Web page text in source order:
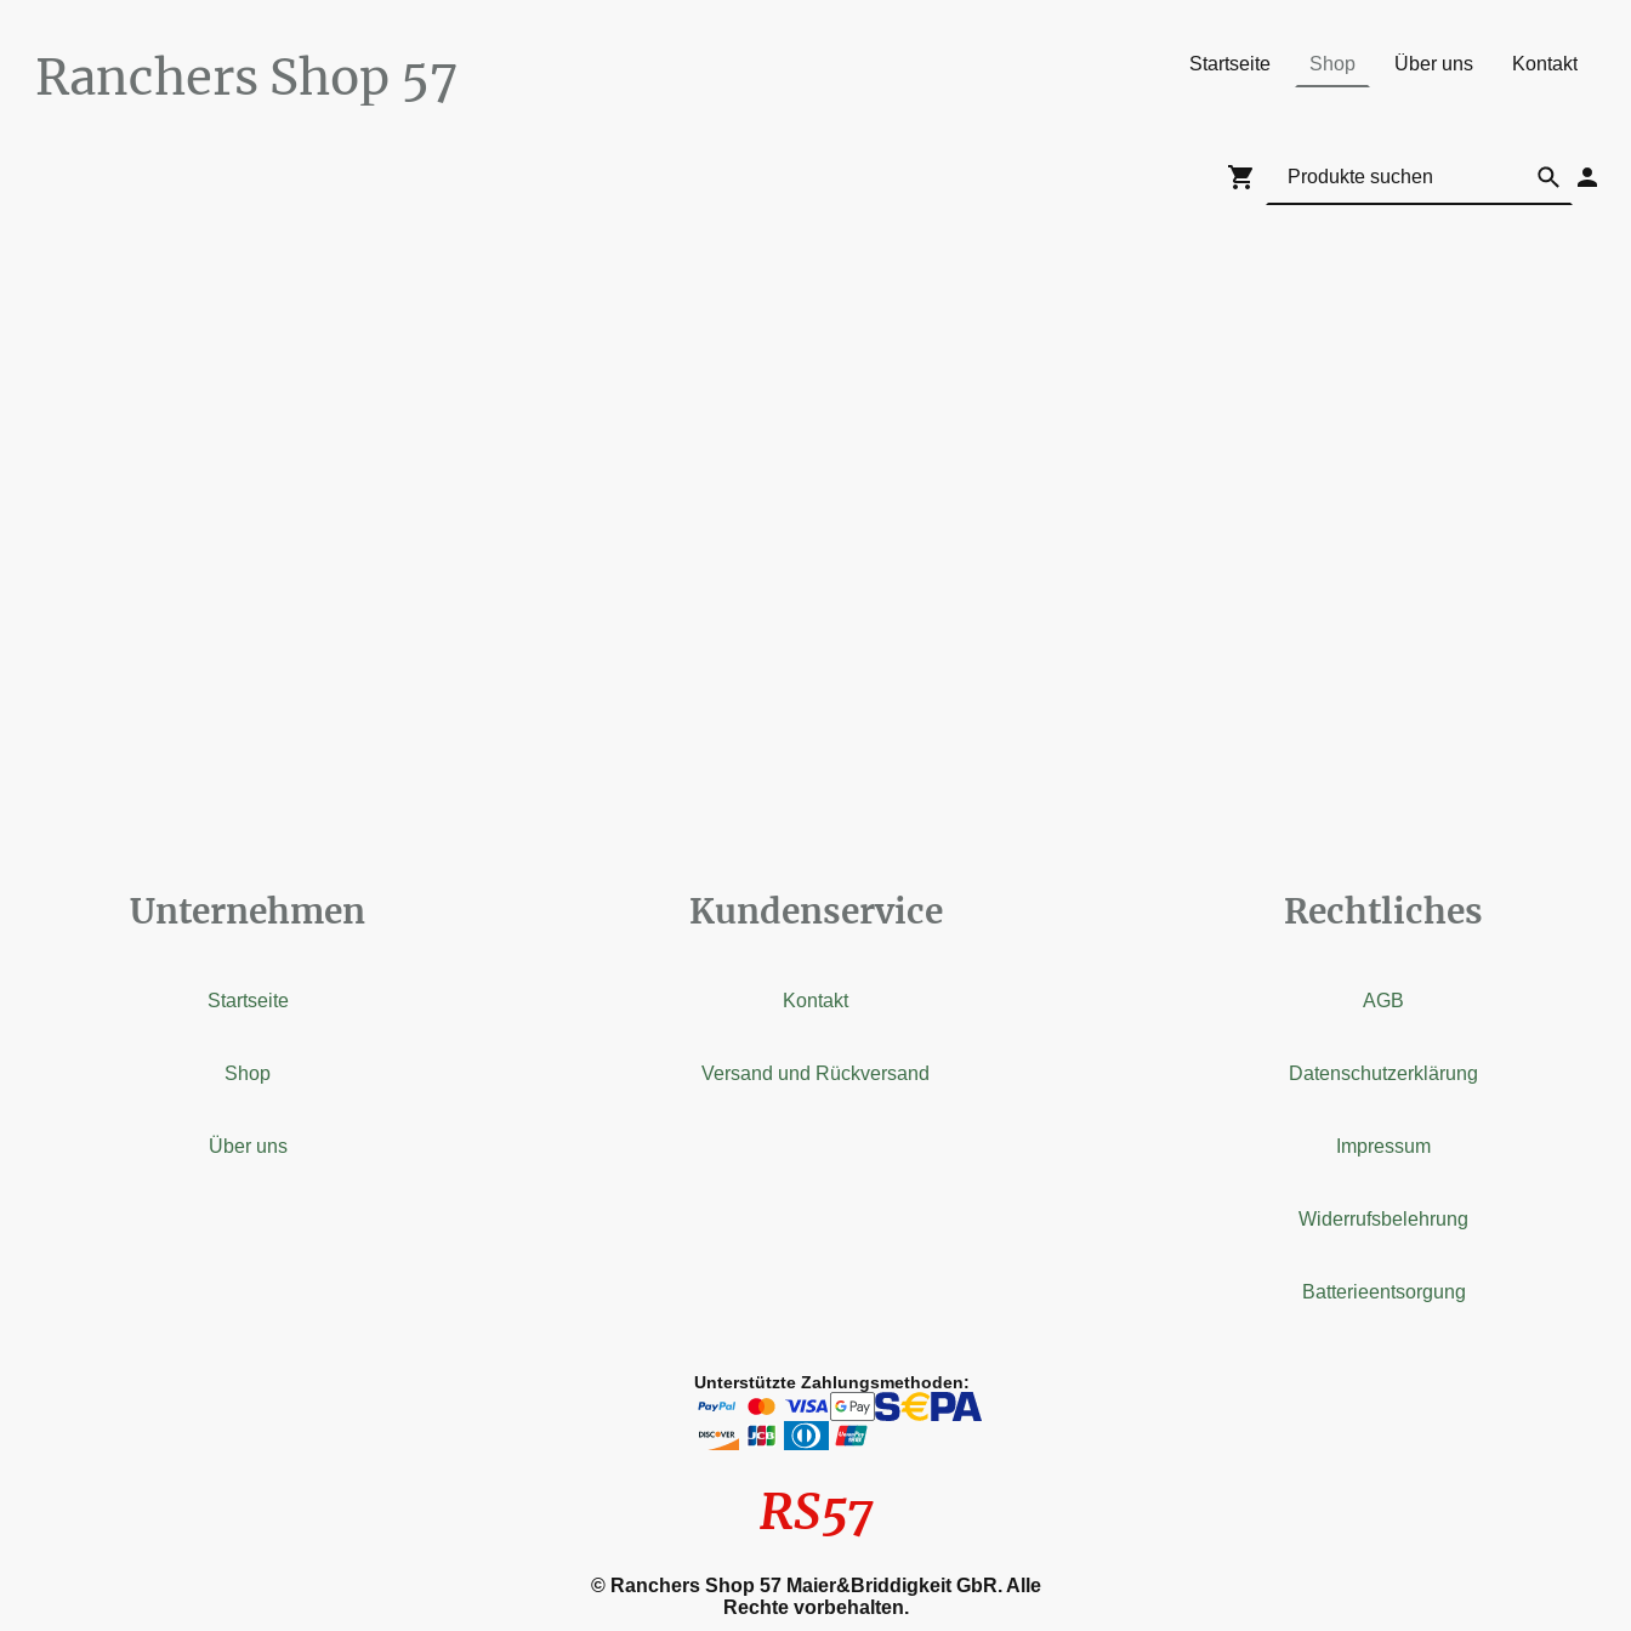
Ranchers Shop 57
Startseite Shop Über uns Kontakt
Unternehmen
Startseite
Shop
Über uns
Kundenservice
Kontakt
Versand und Rückversand
Rechtliches
AGB
Datenschutzerklärung
Impressum
Widerrufsbelehrung
Batterieentsorgung
Unterstützte Zahlungsmethoden:
RS57
© Ranchers Shop 57 Maier&Briddigkeit GbR. Alle
Rechte vorbehalten.